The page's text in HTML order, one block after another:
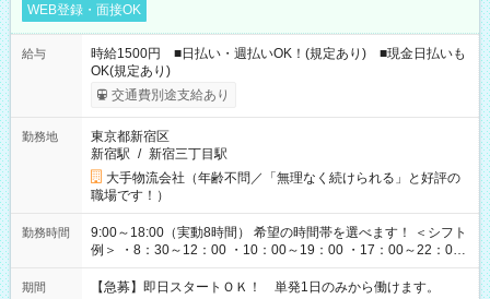
WEB登録・面接OK
給与
時給1500円 ■日払い・週払いOK！(規定あり) ■現金日払いも
OK(規定あり)
交通費別途支給あり
勤務地
東京都新宿区
新宿駅 / 新宿三丁目駅
大手物流会社（年齢不問／「無理なく続けられる」と好評の
職場です！）
勤務時間
9:00～18:00（実動8時間） 希望の時間帯を選べます！ ＜シフト
例＞ ・8：30～12：00 ・10：00～19：00 ・17：00～22：00
・13：00～22：00 ・22：00～翌6：00 など
期間 【急募】即日スタートＯＫ！ 単発1日のみから働けます。